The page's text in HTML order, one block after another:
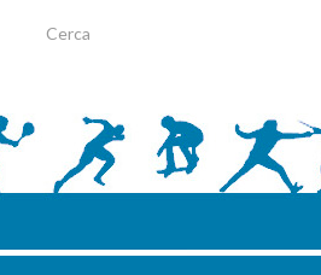
Search for: